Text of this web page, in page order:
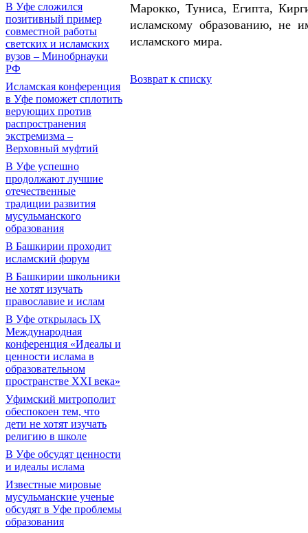
В Уфе сложился
позитивный пример
совместной работы
светских и исламских
вузов – Минобрнауки
РФ
Исламская конференция
в Уфе поможет сплотить
верующих против
распространения
экстремизма –
Верховный муфтий
В Уфе успешно
продолжают лучшие
отечественные
традиции развития
мусульманского
образования
В Башкирии проходит
исламский форум
В Башкирии школьники
не хотят изучать
православие и ислам
В Уфе открылась IX
Международная
конференция «Идеалы и
ценности ислама в
образовательном
пространстве XXI века»
Уфимский митрополит
обеспокоен тем, что
дети не хотят изучать
религию в школе
В Уфе обсудят ценности
и идеалы ислама
Известные мировые
мусульманские ученые
обсудят в Уфе проблемы
образования
Марокко, Туниса, Египта,
исламскому образованию, не
исламского мира.
Возврат к списку